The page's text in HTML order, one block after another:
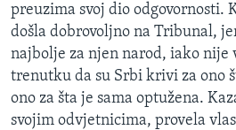
preuzima svoj dio odgovornosti.
došla dobrovoljno na Tribunal,
najbolje za njen narod, iako nije
trenutku da su Srbi krivi za ono
ono za šta je sama optužena.
svojim odvjetnicima, provela